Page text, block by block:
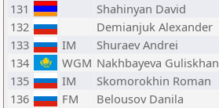
131
Shahinyan David
132
Demianjuk Alexander
133
IM Shuraev Andrei
134
WGM Nakhbayeva Guliskhan
135
IM Skomorokhin Roman
136
FM Belousov Danila